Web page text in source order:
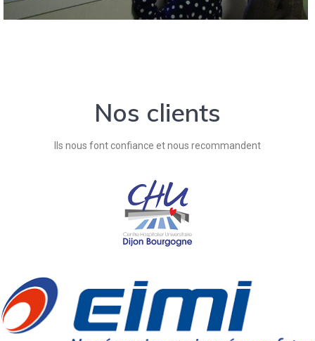
Nos clients
Ils nous font confiance et nous recommandent